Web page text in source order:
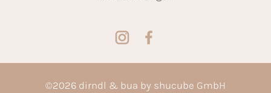
©2026 dirndl & bua by shucube GmbH